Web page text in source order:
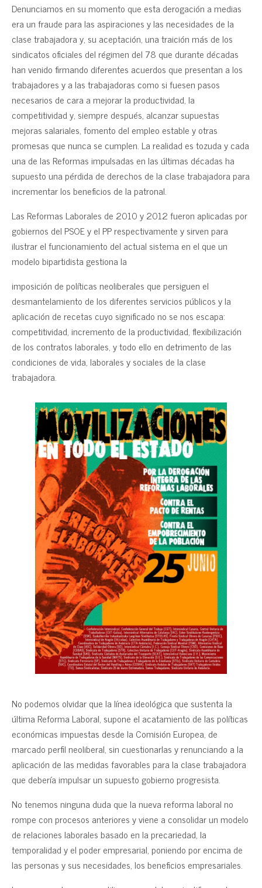
Denunciamos en su momento que esta derogación a medias
era un fraude para las aspiraciones y las necesidades de la
clase trabajadora y, su aceptación, una traición más de los
sindicatos oficiales del régimen del 78 que durante décadas
han venido firmando diferentes acuerdos que presentan a los
trabajadores y a las trabajadoras como si fuesen pasos
necesarios de cara a mejorar la productividad, la
competitividad y, siempre después, alcanzar supuestas
mejoras salariales, fomento del empleo estable y otras
promesas que nunca se cumplen. La realidad es tozuda y cada
una de las Reformas impulsadas en las últimas décadas ha
supuesto una pérdida de derechos de la clase trabajadora para
incrementar los beneficios de la patronal.
Las Reformas Laborales de 2010 y 2012 fueron aplicadas por
gobiernos del PSOE y el PP respectivamente y sirven para
ilustrar el funcionamiento del actual sistema en el que un
modelo bipartidista gestiona la
imposición de políticas neoliberales que persiguen el
desmantelamiento de los diferentes servicios públicos y la
aplicación de recetas cuyo significado no se nos escapa:
competitividad, incremento de la productividad, flexibilización
de los contratos laborales, y todo ello en detrimento de las
condiciones de vida, laborales y sociales de la clase
trabajadora.
No podemos olvidar que la línea ideológica que sustenta la
última Reforma Laboral, supone el acatamiento de las políticas
económicas impuestas desde la Comisión Europea, de
marcado perfil neoliberal, sin cuestionarlas y renunciando a la
aplicación de las medidas favorables para la clase trabajadora
que debería impulsar un supuesto gobierno progresista.
No tenemos ninguna duda que la nueva reforma laboral no
rompe con procesos anteriores y viene a consolidar un modelo
de relaciones laborales basado en la precariedad, la
temporalidad y el poder empresarial, poniendo por encima de
las personas y sus necesidades, los beneficios empresariales.